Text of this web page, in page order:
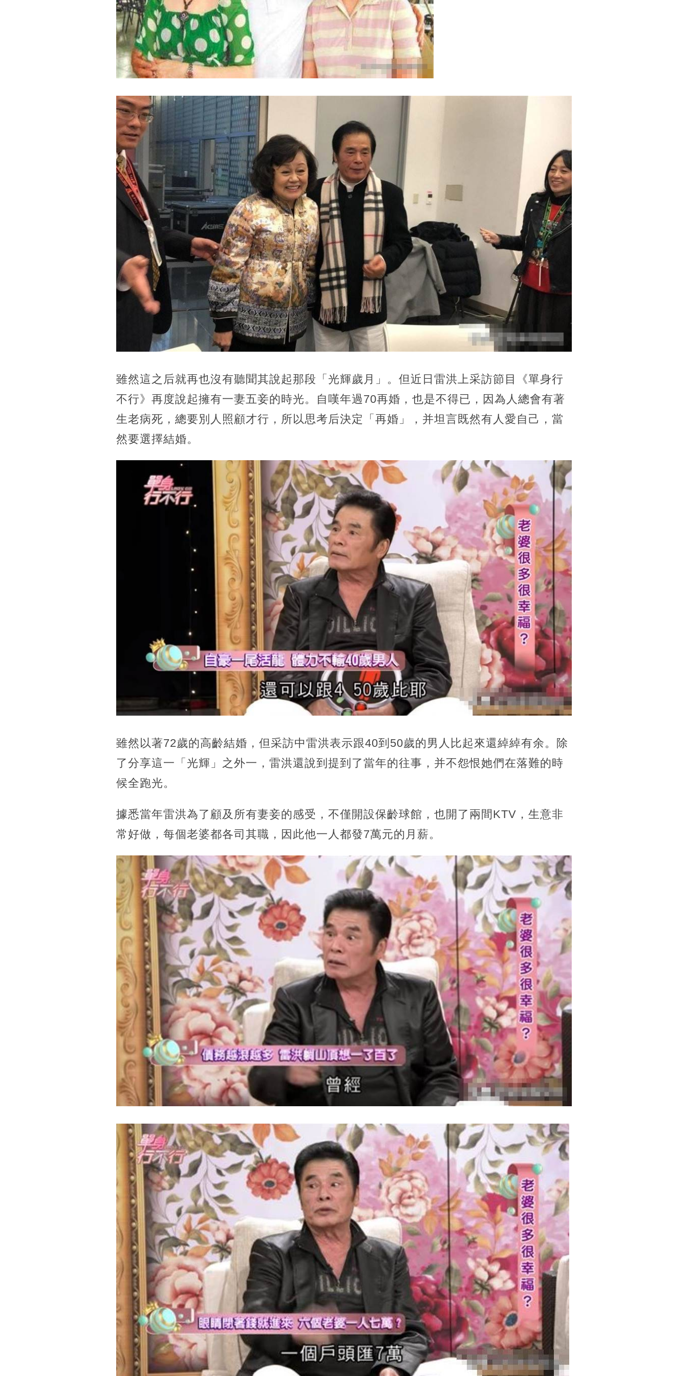
雖然這之后就再也沒有聽聞其說起那段「光輝歲月」。但近日雷洪上采訪節目《單身行
不行》再度說起擁有一妻五妾的時光。自嘆年過70再婚，也是不得已，因為人總會有著
生老病死，總要別人照顧才行，所以思考后決定「再婚」，并坦言既然有人愛自己，當
然要選擇結婚。
雖然以著72歲的高齡結婚，但采訪中雷洪表示跟40到50歲的男人比起來還綽綽有余。除
了分享這一「光輝」之外一，雷洪還說到提到了當年的往事，并不怨恨她們在落難的時
候全跑光。
據悉當年雷洪為了顧及所有妻妾的感受，不僅開設保齡球館，也開了兩間KTV，生意非
常好做，每個老婆都各司其職，因此他一人都發7萬元的月薪。